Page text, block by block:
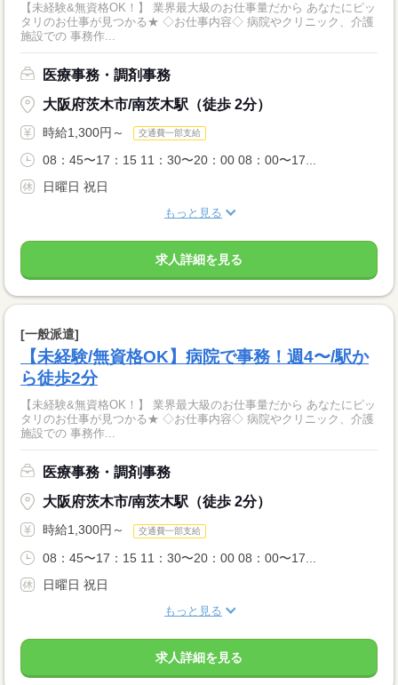
【未経験&無資格OK！】 業界最大級のお仕事量だから あなたにピッ
タリのお仕事が見つかる★ ◇お仕事内容◇ 病院やクリニック、介護
施設での 事務作...
医療事務・調剤事務
大阪府茨木市/南茨木駅（徒歩 2分）
時給1,300円～ 交通費一部支給
08：45〜17：15 11：30〜20：00 08：00〜17...
日曜日 祝日
もっと見る
求人詳細を見る
[一般派遣]
【未経験/無資格OK】病院で事務！週4〜/駅か
ら徒歩2分
【未経験&無資格OK！】 業界最大級のお仕事量だから あなたにピッ
タリのお仕事が見つかる★ ◇お仕事内容◇ 病院やクリニック、介護
施設での 事務作...
医療事務・調剤事務
大阪府茨木市/南茨木駅（徒歩 2分）
時給1,300円～ 交通費一部支給
08：45〜17：15 11：30〜20：00 08：00〜17...
日曜日 祝日
もっと見る
求人詳細を見る